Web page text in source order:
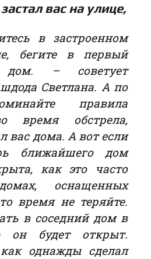
вас на улице,
в застроенном
бегите в первый
дом. – советует
Светлана. А по
правила
время обстрела,
вас дома. А вот если
ближайшего дом
как это часто
оснащенных
время не теряйте.
в соседний дом в
он будет открыт.
однажды сделал